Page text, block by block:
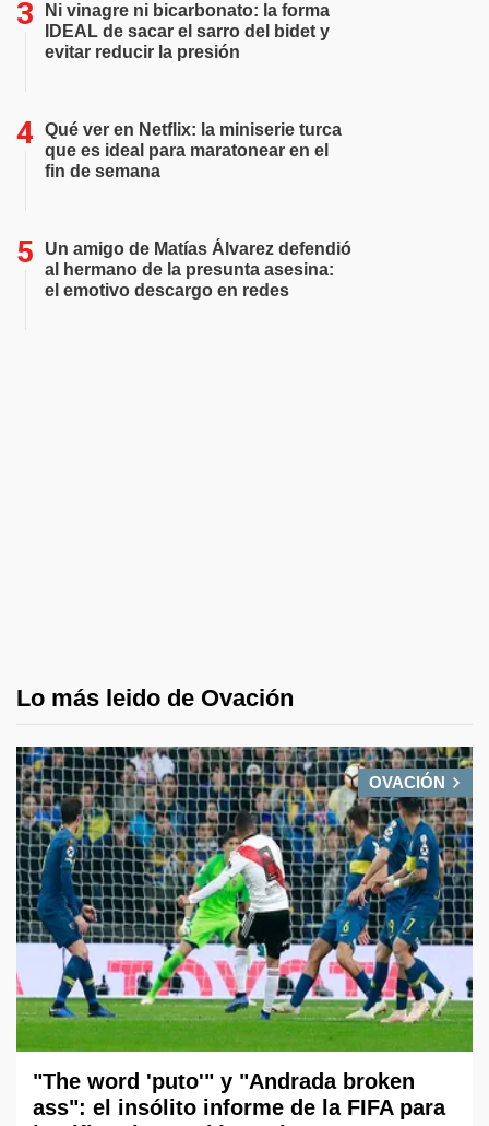
Ni vinagre ni bicarbonato: la forma
IDEAL de sacar el sarro del bidet y
evitar reducir la presión
Qué ver en Netflix: la miniserie turca
que es ideal para maratonear en el
fin de semana
Un amigo de Matías Álvarez defendió
al hermano de la presunta asesina:
el emotivo descargo en redes
Lo más leido de Ovación
OVACIÓN
"The word 'puto'" y "Andrada broken
ass": el insólito informe de la FIFA para